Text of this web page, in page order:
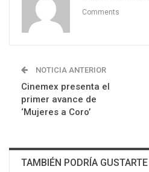
Comments
NOTICIA ANTERIOR
Cinemex presenta el
primer avance de
‘Mujeres a Coro’
TAMBIÉN PODRÍA GUSTARTE